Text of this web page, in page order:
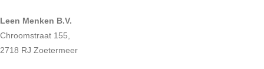
Leen Menken B.V.
Chroomstraat 155,
2718 RJ Zoetermeer